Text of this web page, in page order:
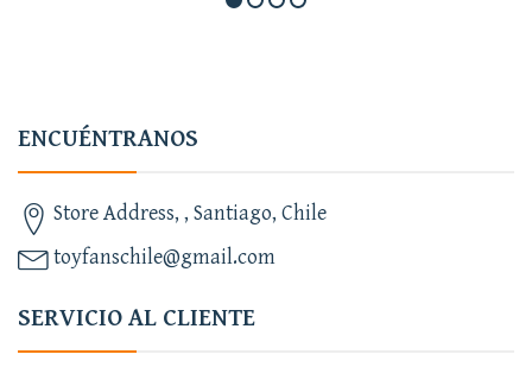
ENCUÉNTRANOS
Store Address, , Santiago, Chile
toyfanschile@gmail.com
SERVICIO AL CLIENTE